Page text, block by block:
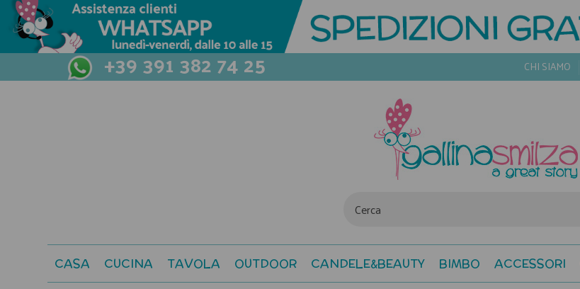
+39 391 382 74 25 CHI SIAMO
CASA CUCINA TAVOLA OUTDOOR CANDELE&BEAUTY BIMBO ACCESSORI